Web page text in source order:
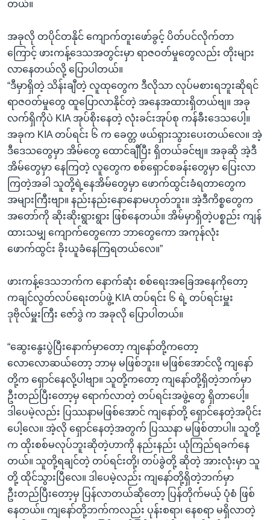
တယ်။
အခုလို တပိုင်တနိုင် ကျောက်တူးဖော်ခွင့် ပိတ်ပင်လိုက်တာ
ကြောင့် ဖားကန့်ဒေသအတွင်းမှာ ရာဇဝတ်မှုတွေလည်း တိုးများ
လာနေတယ်လို့ ပြောပါတယ်။
“ဒီမှာရှိတဲ့ သိန်းချီတဲ့ လူထုတွေက ဒီလိုသာ လုပ်မစားရဘူးဆိုရင်
ရာဇဝတ်မှုတွေ ထူပြောလာနိုင်တဲ့ အနေအထားရှိတယ်ဗျ။ အခု
လက်ရှိကိုပဲ KIA အုပ်စိုးနေတဲ့ လုံးခင်းအုပ်စု ကန်ခီးဒေသပေါ့။
အခုက KIA တပ်ရင်း ၆ က ခေတ္တ ဖယ်ရှားသွားပေးတယ်လေ။ အဲ့
ဒီဒေသတွေမှာ အိမ်တွေ ထောင်ချီပြီး ရှိတယ်ခင်ဗျ။ အခုဆို အဲ့ဒီ
အိမ်တွေမှာ နေကြတဲ့ လူတွေက စစ်ရှောင်စခန်းတွေမှာ ပြေးလာ
ကြတဲ့အခါ သူတို့ရဲ့နေအိမ်တွေမှာ ဖောက်ထွင်းခံရတာတွေက
အများကြီးဗျာ။ နည်းနည်းနောနောမဟုတ်ဘူး။ အဲ့ဒီကိစ္စတွေက
အတော်ကို ဆိုးဆိုးရွားရွား ဖြစ်နေတယ်။ အိမ်မှာရှိတဲ့ပစ္စည်း ကျန်
ထားသမျှ ကျောက်တွေကော ဘာတွေကော အကုန်လုံး
ဖောက်ထွင်း ခိုးယူခံနေကြရတယ်လေ။”
ဖားကန့်ဒေသဘက်က နောက်ဆုံး စစ်ရေးအခြေအနေကိုတော့
ကချင်လွတ်လပ်ရေးတပ်ဖွဲ့ KIA တပ်ရင်း ၆ ရဲ့ တပ်ရင်းမှူး
ဒုဗိုလ်မှူးကြီး ဇော်ဒွဲ က အခုလို ပြောပါတယ်။
“ဆွေးနွေးပွဲပြီးနောက်မှာတော့ ကျနော်တို့ကတော့
လောလောဆယ်တော့ ဘာမှ မဖြစ်ဘူး။ မဖြစ်အောင်လို့ ကျနော်
တို့က ရှောင်နေလို့ပါဗျာ။ သူတို့ကတော့ ကျနော်တို့ရှိတဲ့ဘက်မှာ
ဦးတည်ပြီးတော့မှ ရောက်လာတဲ့ တပ်ရင်းအဖွဲ့တွေ ရှိတာပေါ့။
ဒါပေမဲ့လည်း ပြဿနာမဖြစ်အောင် ကျနော်တို့ ရှောင်နေတဲ့အပိုင်း
ပေါ့လေ။ အဲ့လို ရှောင်နေတဲ့အတွက် ပြဿနာ မဖြစ်တာပါ။ သူတို့
က ထိုးစစ်မလုပ်ဘူးဆိုတဲ့ဟာကို နည်းနည်း ယုံကြည်ရခက်နေ
တယ်။ သူတို့ရချင်တဲ့ တပ်ရင်းတို့၊ တပ်ခွဲတို့ ဆိုတဲ့ အားလုံးမှာ သူ
တို့ ထိုင်သွားပြီလေ။ ဒါပေမဲ့လည်း ကျနော်တို့ရှိတဲ့ဘက်မှာ
ဦးတည်ပြီးတော့မှ ပြန်လာတယ်ဆိုတော့ ပြန်တိုက်မယ့် ပုံစံ ဖြစ်
နေတယ်။ ကျနော်တို့ဘက်ကလည်း ပုန်းစရာ၊ နေစရာ မရှိလာတဲ့